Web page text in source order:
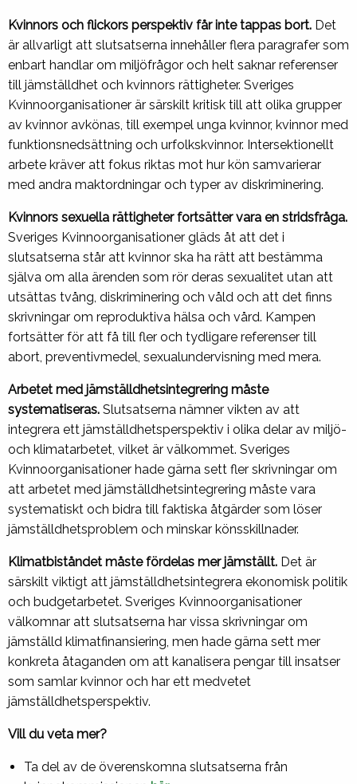
Kvinnors och flickors perspektiv får inte tappas bort. Det
är allvarligt att slutsatserna innehåller flera paragrafer som
enbart handlar om miljöfrågor och helt saknar referenser
till jämställdhet och kvinnors rättigheter. Sveriges
Kvinnoorganisationer är särskilt kritisk till att olika grupper
av kvinnor avkönas, till exempel unga kvinnor, kvinnor med
funktionsnedsättning och urfolkskvinnor. Intersektionellt
arbete kräver att fokus riktas mot hur kön samvarierar
med andra maktordningar och typer av diskriminering.
Kvinnors sexuella rättigheter fortsätter vara en stridsfråga.
Sveriges Kvinnoorganisationer gläds åt att det i
slutsatserna står att kvinnor ska ha rätt att bestämma
själva om alla ärenden som rör deras sexualitet utan att
utsättas tvång, diskriminering och våld och att det finns
skrivningar om reproduktiva hälsa och vård. Kampen
fortsätter för att få till fler och tydligare referenser till
abort, preventivmedel, sexualundervisning med mera.
Arbetet med jämställdhetsintegrering måste
systematiseras. Slutsatserna nämner vikten av att
integrera ett jämställdhetsperspektiv i olika delar av miljö-
och klimatarbetet, vilket är välkommet. Sveriges
Kvinnoorganisationer hade gärna sett fler skrivningar om
att arbetet med jämställdhetsintegrering måste vara
systematiskt och bidra till faktiska åtgärder som löser
jämställdhetsproblem och minskar könsskillnader.
Klimatbiståndet måste fördelas mer jämställt. Det är
särskilt viktigt att jämställdhetsintegrera ekonomisk politik
och budgetarbetet. Sveriges Kvinnoorganisationer
välkomnar att slutsatserna har vissa skrivningar om
jämställd klimatfinansiering, men hade gärna sett mer
konkreta åtaganden om att kanalisera pengar till insatser
som samlar kvinnor och har ett medvetet
jämställdhetsperspektiv.
Vill du veta mer?
Ta del av de överenskomna slutsatserna från